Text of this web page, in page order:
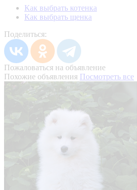
Как выбрать котенка
Как выбрать щенка
Поделиться:
Пожаловаться на объявление
Похожие объявления Посмотреть все